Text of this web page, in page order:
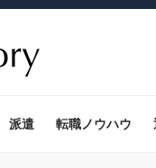
派遣 転職ノウハウ